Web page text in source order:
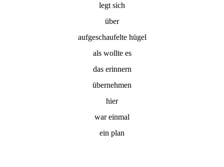
legt sich
über
aufgeschaufelte hügel
als wollte es
das erinnern
übernehmen
hier
war einmal
ein plan